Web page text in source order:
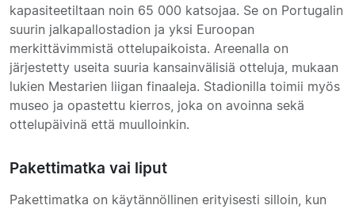
kapasiteetiltaan noin 65 000 katsojaa. Se on Portugalin
suurin jalkapallostadion ja yksi Euroopan
merkittävimmistä ottelupaikoista. Areenalla on
järjestetty useita suuria kansainvälisiä otteluja, mukaan
lukien Mestarien liigan finaaleja. Stadionilla toimii myös
museo ja opastettu kierros, joka on avoinna sekä
ottelupäivinä että muulloinkin.
Pakettimatka vai liput
Pakettimatka on käytännöllinen erityisesti silloin, kun